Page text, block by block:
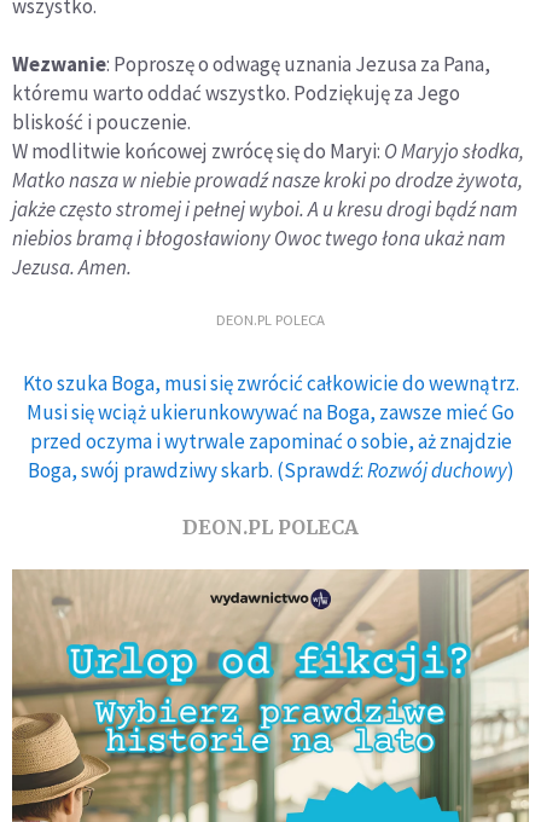
wszystko.
Wezwanie: Poproszę o odwagę uznania Jezusa za Pana,
któremu warto oddać wszystko. Podziękuję za Jego
bliskość i pouczenie.
W modlitwie końcowej zwrócę się do Maryi: O Maryjo słodka,
Matko nasza w niebie prowadź nasze kroki po drodze żywota,
jakże często stromej i pełnej wyboi. A u kresu drogi bądź nam
niebios bramą i błogosławiony Owoc twego łona ukaż nam
Jezusa. Amen.
DEON.PL POLECA
Kto szuka Boga, musi się zwrócić całkowicie do wewnątrz.
Musi się wciąż ukierunkowywać na Boga, zawsze mieć Go
przed oczyma i wytrwale zapominać o sobie, aż znajdzie
Boga, swój prawdziwy skarb. (Sprawdź:Rozwój duchowy)
DEON.PL POLECA